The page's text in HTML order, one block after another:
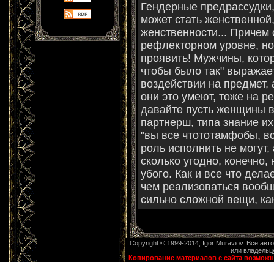
Гендерные
может стать
женственности... Причем
рефлекторном уровне,
проявить! Мужчины,
чтобы было так"
воздействии на
они это умеют, тоже на
давайте пусть женщины
партнерш, типа знание
"вы все чтототамфобы,
роль исполнить не
сколько угодно, конечно,
убого. Как и все что
чем реализоваться
сильно сложной вещи,
Copyright © 1999-2014, Igor Muraviov. Все
или
Копирование материалов с сайта